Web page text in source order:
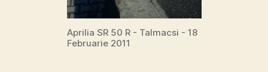
Aprilia SR 50 R - Talmacsi - 18
Februarie 2011